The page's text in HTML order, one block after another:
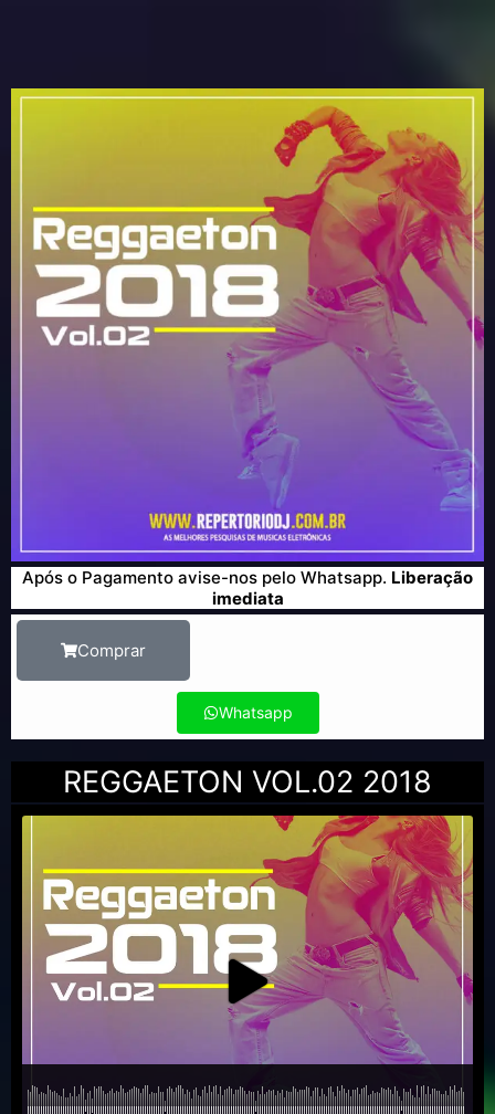
Após o Pagamento avise-nos pelo Whatsapp. Liberação
imediata
Comprar
Whatsapp
REGGAETON VOL.02 2018